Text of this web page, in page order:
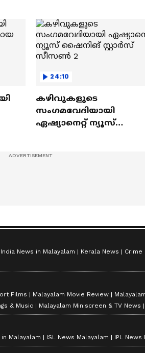
24:10
കഴിവുകളുടെ
സംഗമവേദിയായി
ഏഷ്യാനെറ്റ് ന്യൂസ്
India News in Malayalam Kerala News Crime
Films Malayalam Movie Review
& Music Malayalam Miniscreen & TV News
Malayalam ISL News Malayalam IPL News